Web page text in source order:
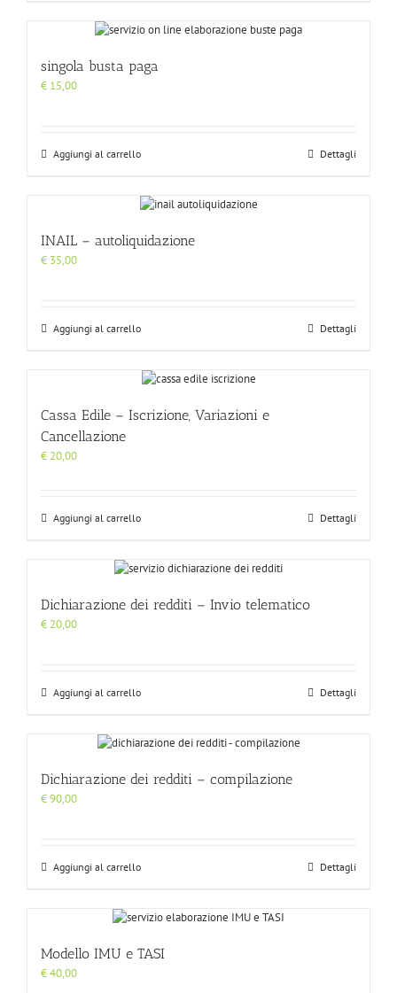
singola busta paga
€ 15,00
Aggiungi al carrello Dettagli
INAIL – autoliquidazione
€ 35,00
Aggiungi al carrello Dettagli
Cassa Edile – Iscrizione, Variazioni e
Cancellazione
€ 20,00
Aggiungi al carrello Dettagli
Dichiarazione dei redditi – Invio telematico
€ 20,00
Aggiungi al carrello Dettagli
Dichiarazione dei redditi – compilazione
€90,00
Aggiungi al carrello Dettagli
Modello IMU e TASI
€40,00